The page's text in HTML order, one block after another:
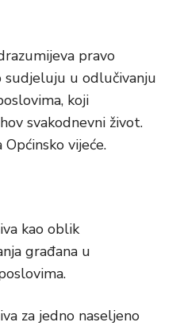
pravo
sudjeluju u odlučivanju
koji
svakodnevni život.
vijeće.
kao oblik
građana u
za jedno naseljeno